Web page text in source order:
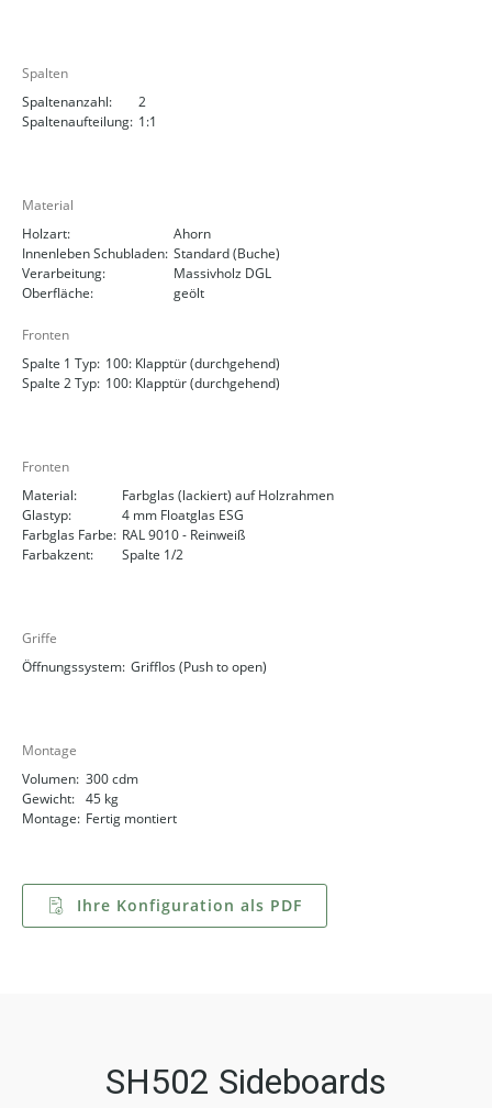
Spalten
Spaltenanzahl:
2
Spaltenaufteilung: 1:1
Material
Holzart:
Ahorn
Innenleben Schubladen: Standard (Buche)
Verarbeitung:
Massivholz DGL
Oberfläche:
geölt
Fronten
Spalte 1 Typ: 100: Klapptür (durchgehend)
Spalte 2 Typ: 100: Klapptür (durchgehend)
Fronten
Material:
Farbglas (lackiert) auf Holzrahmen
Glastyp:
4 mm Floatglas ESG
Farbglas Farbe: RAL 9010 - Reinweiß
Farbakzent:
Spalte 1/2
Griffe
Öffnungssystem: Grifflos (Push to open)
Montage
Volumen: 300 cdm
Gewicht: 45 kg
Montage: Fertig montiert
Ihre Konfiguration als PDF
SH502 Sideboards